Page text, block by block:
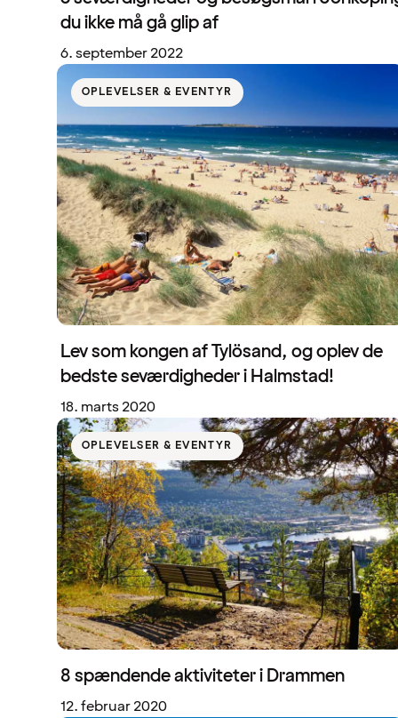
du ikke må gå glip af
6. september 2022
OPLEVELSER & EVENTYR
Lev som kongen af Tylösand, og oplev de
bedste seværdigheder i Halmstad!
18. marts 2020
OPLEVELSER & EVENTYR
8 spændende aktiviteter i Drammen
12. februar 2020